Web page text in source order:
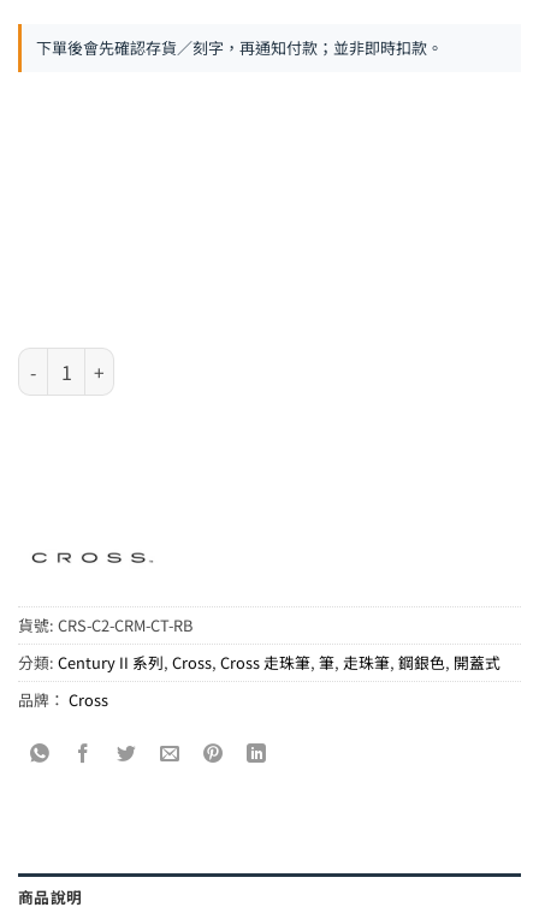
下單後會先確認存貨／刻字，再通知付款；並非即時扣款。
Cross Century II 系列 - 亮鋼黑銀夾走珠筆 數量
貨號: CRS-C2-CRM-CT-RB
分類: Century II 系列, Cross, Cross 走珠筆, 筆, 走珠筆, 鋼銀色, 開蓋式
品牌： Cross
商品說明